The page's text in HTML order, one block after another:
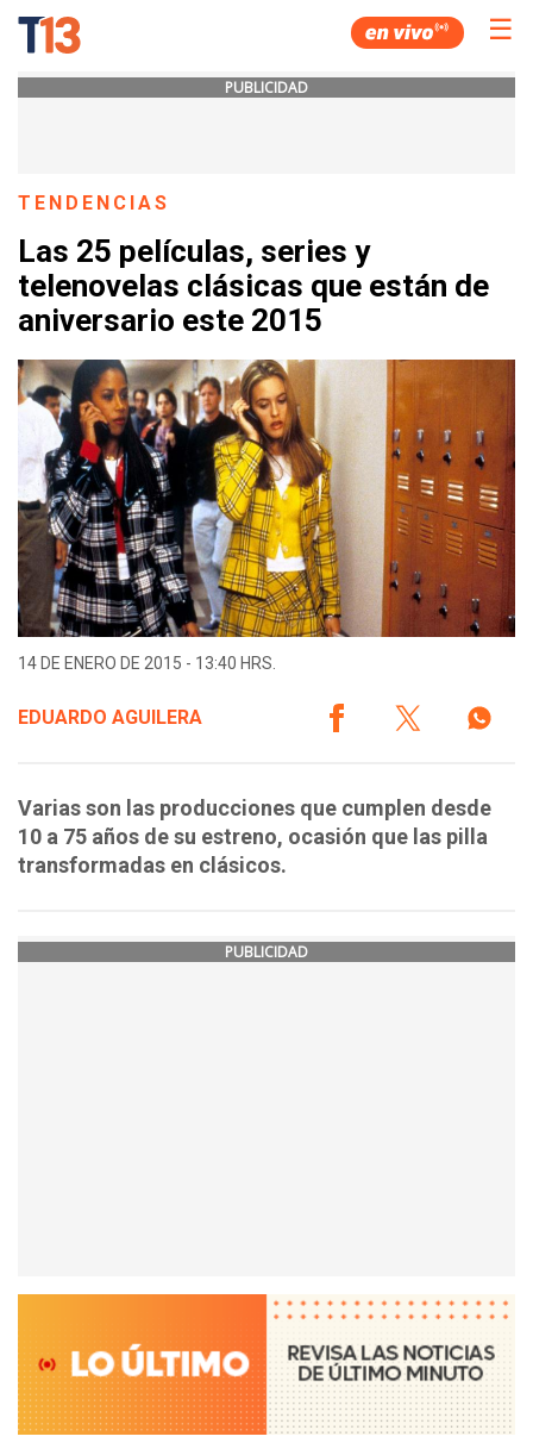
☰
PUBLICIDAD
TENDENCIAS
Las 25 películas, series y
telenovelas clásicas que están de
aniversario este 2015
14 DE ENERO DE 2015 - 13:40 HRS.
EDUARDO AGUILERA
Varias son las producciones que cumplen desde
10 a 75 años de su estreno, ocasión que las pilla
transformadas en clásicos.
PUBLICIDAD